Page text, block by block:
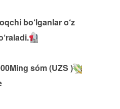
bo‘lganlar o‘z
sóm (UZS )